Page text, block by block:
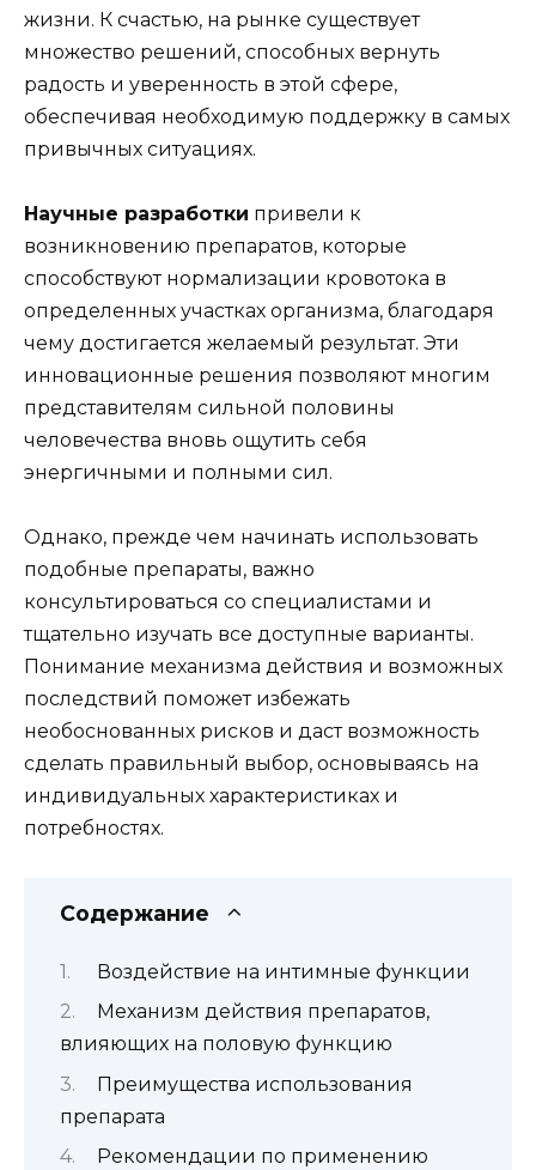
жизни. К счастью, на рынке существует
множество решений, способных вернуть
радость и уверенность в этой сфере,
обеспечивая необходимую поддержку в самых
привычных ситуациях.
Научные разработки привели к
возникновению препаратов, которые
способствуют нормализации кровотока в
определенных участках организма, благодаря
чему достигается желаемый результат. Эти
инновационные решения позволяют многим
представителям сильной половины
человечества вновь ощутить себя
энергичными и полными сил.
Однако, прежде чем начинать использовать
подобные препараты, важно
консультироваться со специалистами и
тщательно изучать все доступные варианты.
Понимание механизма действия и возможных
последствий поможет избежать
необоснованных рисков и даст возможность
сделать правильный выбор, основываясь на
индивидуальных характеристиках и
потребностях.
Содержание
Воздействие на интимные функции
Механизм действия препаратов,
влияющих на половую функцию
Преимущества использования
препарата
Рекомендации по применению